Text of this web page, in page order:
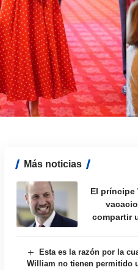
Más noticias
El príncipe
compartir
Esta es la razón por la
William no tienen permitido